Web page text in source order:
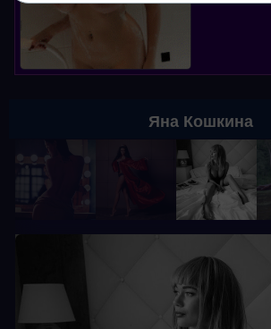
Яна Кошкина